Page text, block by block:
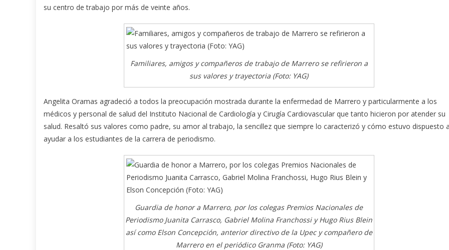
su centro de trabajo por más de veinte años.
Familiares, amigos y compañeros de trabajo de Marrero se refirieron a
sus valores y trayectoria (Foto: YAG)
Angelita Oramas agradeció a todos la preocupación mostrada durante la enfermedad de Marrero y particularmente a los
médicos y personal de salud del Instituto Nacional de Cardiología y Cirugía Cardiovascular que tanto hicieron por atender su
salud. Resaltó sus valores como padre, su amor al trabajo, la sencillez que siempre lo caracterizó y cómo estuvo dispuesto
ayudar a los estudiantes de la carrera de periodismo.
Guardia de honor a Marrero, por los colegas Premios Nacionales de
Periodismo Juanita Carrasco, Gabriel Molina Franchossi y Hugo Rius Blein
así como Elson Concepción, anterior directivo de la Upec y compañero de
Marrero en el periódico Granma (Foto: YAG)